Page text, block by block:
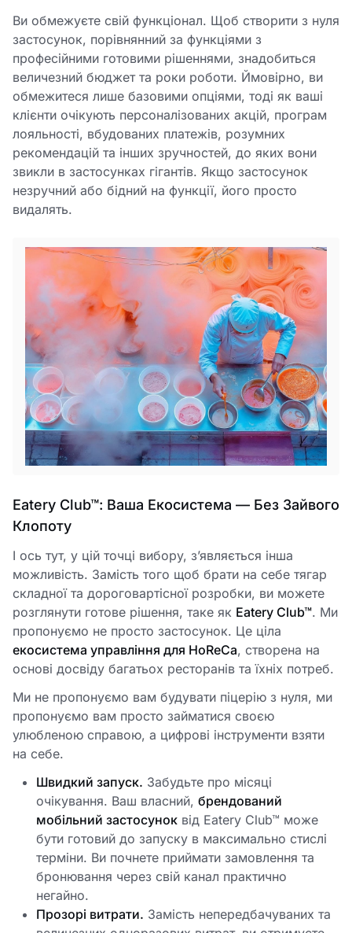
Ви обмежуєте свій функціонал. Щоб створити з нуля
застосунок, порівнянний за функціями з
професійними готовими рішеннями, знадобиться
величезний бюджет та роки роботи. Ймовірно, ви
обмежитеся лише базовими опціями, тоді як ваші
клієнти очікують персоналізованих акцій, програм
лояльності, вбудованих платежів, розумних
рекомендацій та інших зручностей, до яких вони
звикли в застосунках гігантів. Якщо застосунок
незручний або бідний на функції, його просто
видалять.
Eatery Club™: Ваша Екосистема — Без Зайвого
Клопоту
І ось тут, у цій точці вибору, з’являється інша
можливість. Замість того щоб брати на себе тягар
складної та дороговартісної розробки, ви можете
розглянути готове рішення, таке як Eatery Club™. Ми
пропонуємо не просто застосунок. Це ціла
екосистема управління для HoReCa, створена на
основі досвіду багатьох ресторанів та їхніх потреб.
Ми не пропонуємо вам будувати піцерію з нуля, ми
пропонуємо вам просто займатися своєю
улюбленою справою, а цифрові інструменти взяти
на себе.
Швидкий запуск. Забудьте про місяці
очікування. Ваш власний, брендований
мобільний застосунок від Eatery Club™ може
бути готовий до запуску в максимально стислі
терміни. Ви почнете приймати замовлення та
бронювання через свій канал практично
негайно.
Прозорі витрати. Замість непередбачуваних та